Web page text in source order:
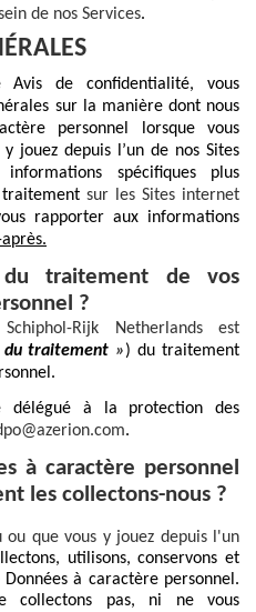
de nos Services.
de confidentialité, vous
sur la manière dont nous
personnel lorsque vous
jouez depuis l’un de nos Sites
spécifiques plus
sur les Sites internet
rapporter aux informations
traitement de vos
?
Rijk Netherlands est
du traitement ») du traitement
délégué à la protection des
.
à caractère personnel
les collectons-nous ?
ou que vous y jouez depuis l'un
utilisons, conservons et
à caractère personnel.
collectons pas, ni ne vous